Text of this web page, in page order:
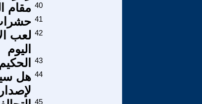
مقام 40
41
لعب
اليوم
42
43
هل 44
45